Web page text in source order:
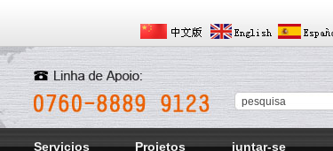
Servicios Projetos juntar-se